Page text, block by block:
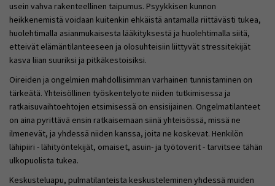
usein vahva rakenteellinen taipumus. Psyykkisen kunnon
heikkenemistä voidaan kuitenkin ehkäistä antamalla riittävästi tukea,
huolehtimalla asianmukaisesta lääkityksestä ja huolehtimalla siitä,
etteivät elämäntilanteeseen ja olosuhteisiin liittyvät stressitekijät
kasva liian suuriksi ja pitkäkestoisiksi.
Oireiden ja ongelmien mahdollisimman varhainen tunnistaminen on
tärkeätä. Yhteisöllinen työskentelyote niiden tutkimisessa ja
ratkaisuvaihtoehtojen etsimisessä on ensisijainen. Ongelmatilanteet
on aina pyrittävä ensin ratkaisemaan siinä yhteisössä, missä ne
ilmenevät, ja yhdessä niiden kanssa, joita ne koskevat. Henkilön
lähipiiri - lähityöntekijät, omaiset, asuin- ja työtoverit - tarvitsee tähän
ulkopuolista tukea.
Keskusteluapu, pulmatilanteista keskusteleminen yhdessä muiden